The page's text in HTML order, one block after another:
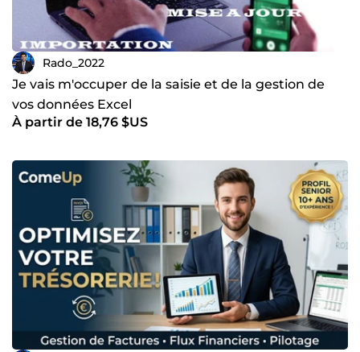
Rado_2022
Je vais m'occuper de la saisie et de la gestion de
vos données Excel
À partir de 18,76 $US